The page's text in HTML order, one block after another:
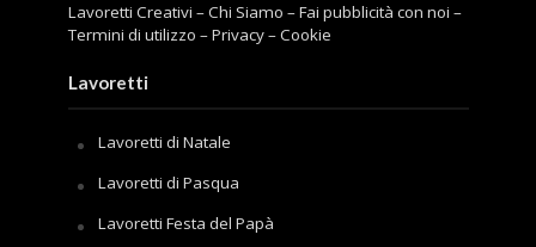
Lavoretti Creativi –Chi Siamo –Fai pubblicità con noi –
Termini di utilizzo –Privacy–Cookie
Lavoretti
Lavoretti di Natale
Lavoretti di Pasqua
Lavoretti Festa del Papà